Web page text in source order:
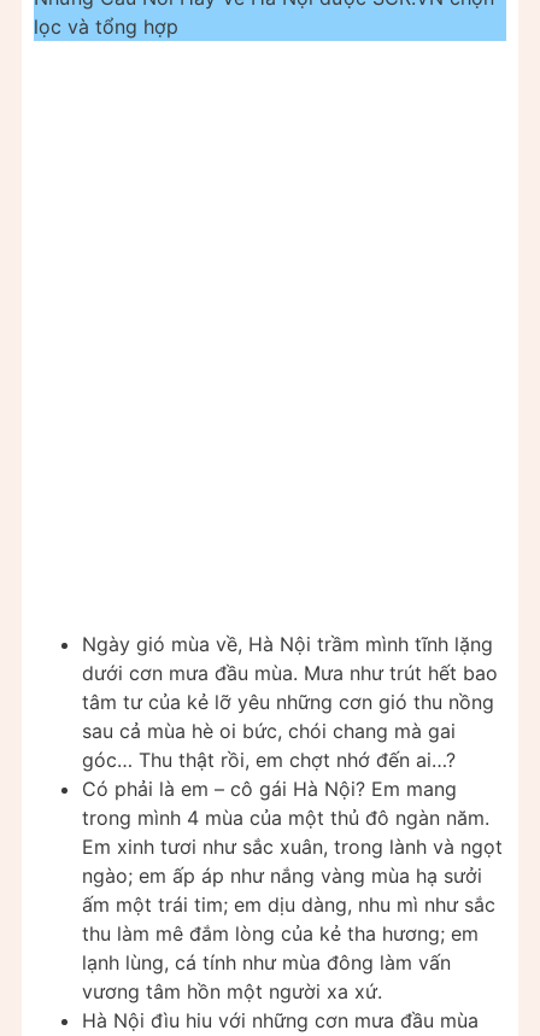
lọc và tổng hợp
Ngày gió mùa về, Hà Nội trầm mình tĩnh lặng
dưới cơn mưa đầu mùa. Mưa như trút hết bao
tâm tư của kẻ lỡ yêu những cơn gió thu nồng
sau cả mùa hè oi bức, chói chang mà gai
góc… Thu thật rồi, em chợt nhớ đến ai…?
Có phải là em – cô gái Hà Nội? Em mang
trong mình 4 mùa của một thủ đô ngàn năm.
Em xinh tươi như sắc xuân, trong lành và ngọt
ngào; em ấp áp như nắng vàng mùa hạ sưởi
ấm một trái tim; em dịu dàng, nhu mì như sắc
thu làm mê đắm lòng của kẻ tha hương; em
lạnh lùng, cá tính như mùa đông làm vấn
vương tâm hồn một người xa xứ.
Hà Nội đìu hiu với những cơn mưa đầu mùa